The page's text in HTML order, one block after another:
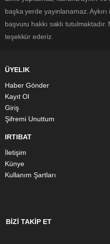
başka yerde yayınlanamaz.
başvuru hakkı saklı
teşekkür ederiz.
ÜYELIK
Haber Gönder
Kayıt Ol
Giriş
Şifremi Unuttum
IRTIBAT
İletişim
Künye
Kullanım Şartları
BİZİ TAKİP ET